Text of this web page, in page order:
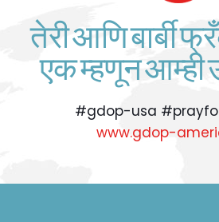
तेरी आणि बार्बी
एक म्हणून आम्ही
#gdop-usa
www.gdop-